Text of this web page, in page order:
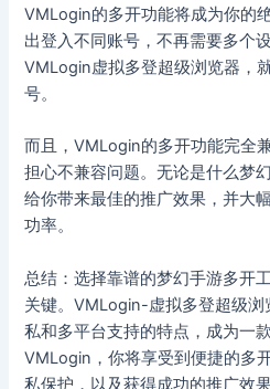
VMLogin的多开功能将成为你的
出登入不同账号，不再需要多个
VMLogin虚拟多登超级浏览器，
号。
而且，VMLogin的多开功能完全
担心不兼容问题。无论是什么梦
给你带来最佳的推广效果，并大
功率。
总结：选择靠谱的梦幻手游多开
关键。VMLogin-虚拟多登超级
私和多平台支持的特点，成为一
VMLogin，你将享受到便捷的多
私保护，以及获得成功的推广效